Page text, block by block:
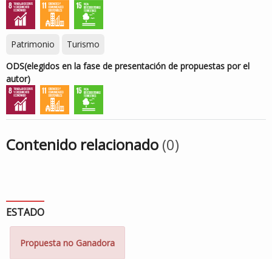
Patrimonio
Turismo
ODS(elegidos en la fase de presentación de propuestas por el
autor)
Contenido relacionado (0)
ESTADO
Propuesta no Ganadora